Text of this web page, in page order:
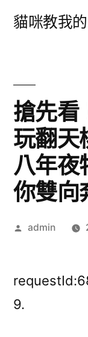
貓咪教我
搶先看
玩翻天
八年夜
你雙向
作
admin
9.